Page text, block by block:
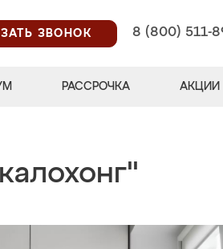
ЗВОНОК
8 (800) 511-
РАССРОЧКА АКЦИИ